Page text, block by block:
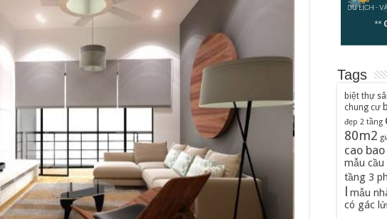
Tags
biệt thự
chung cư
đẹp 2 tầng
80m2
cao
mẫu
tầng 3
mẫu
có gác